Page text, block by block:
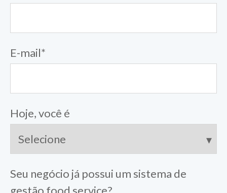
E-mail*
Hoje, você é
Seu negócio já possui um sistema de
gestão food service?